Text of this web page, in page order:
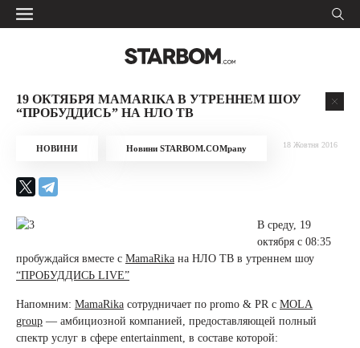
19 ОКТЯБРЯ MAMARIKA В УТРЕННЕМ ШОУ
“ПРОБУДДИСЬ” НА НЛО ТВ
НОВИНИ Новини STARBOM.COMpany 18 Жовтня 2016
В среду, 19
октября с 08:35
пробуждайся вместе с MamaRika на НЛО ТВ в утреннем шоу
“ПРОБУДДИСЬ LIVE”
Напомним: MamaRika сотрудничает по promo & PR с MOLA
group — амбициозной компанией, предоставляющей полный
спектр услуг в сфере entertainment, в составе которой: